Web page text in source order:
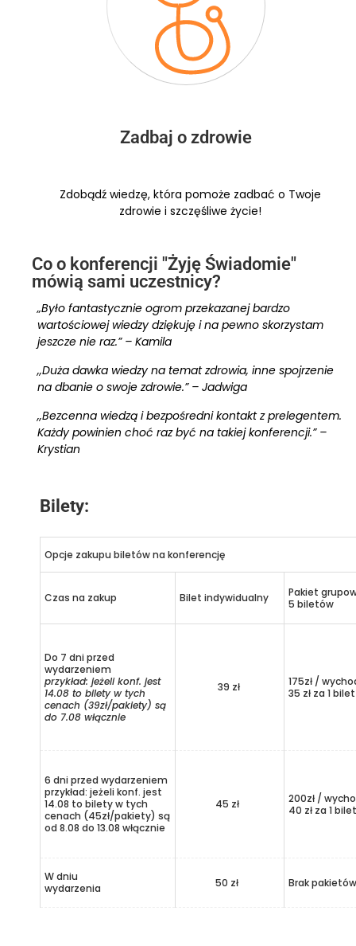
Zadbaj o zdrowie
Zdobądź wiedzę, która pomoże zadbać o Twoje
zdrowie i szczęśliwe życie!
Co o konferencji "Żyję Świadomie"
mówią sami uczestnicy?
„Było fantastycznie ogrom przekazanej bardzo
wartościowej wiedzy dziękuję i na pewno skorzystam
jeszcze nie raz.” – Kamila
,,Duża dawka wiedzy na temat zdrowia, inne spojrzenie
na dbanie o swoje zdrowie.” – Jadwiga
,,Bezcenna wiedzą i bezpośredni kontakt z prelegentem.
Każdy powinien choć raz być na takiej konferencji.” –
Krystian
Bilety:
Opcje zakupu biletów na konferencję
Czas na zakup Bilet indywidualny
Pakiet
5 biletów
Do 7 dni przed
wydarzeniem
przykład: jeżeli konf. jest
14.08 to bilety w tych
cenach (39zł/pakiety) są
do 7.08 włącznie
39 zł
175zł /
35 zł za 1 bilet
6 dni przed wydarzeniem
przykład: jeżeli konf. jest
14.08 to bilety w tych
cenach (45zł/pakiety) są
od 8.08 do 13.08 włącznie
45 zł
200zł /
40 zł za 1 bilet
W dniu
wydarzenia
50 zł Brak pakietów